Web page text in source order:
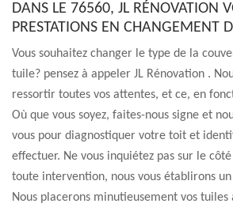
DANS LE 76560, JL RÉNOVATION
PRESTATIONS EN CHANGEMENT
Vous souhaitez changer le type de la
tuile? pensez à appeler JL Rénovation .
ressortir toutes vos attentes, et ce, en
Où que vous soyez, faites-nous signe et
vous pour diagnostiquer votre toit et
effectuer. Ne vous inquiétez pas sur le
toute intervention, nous vous établirons
Nous placerons minutieusement vos